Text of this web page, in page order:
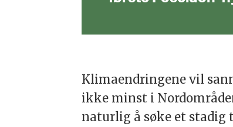
Klimaendringene vil
ikke minst i
naturlig å søke et stadig